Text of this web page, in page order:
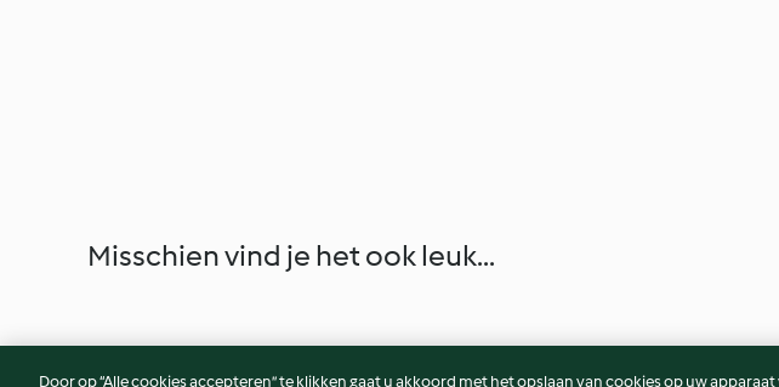
Misschien vind je het ook leuk...
Door op “Alle cookies accepteren” te klikken gaat u akkoord met het opslaan van cookies op uw